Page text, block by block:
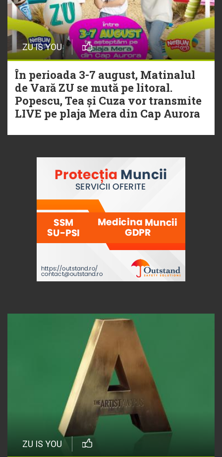
ZU IS YOU
În perioada 3-7 august, Matinalul
de Vară ZU se mută pe litoral.
Popescu, Tea și Cuza vor transmite
LIVE pe plaja Mera din Cap Aurora
ZU IS YOU